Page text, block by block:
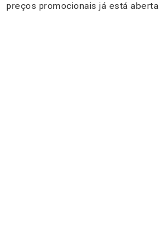
preços promocionais já está aberta